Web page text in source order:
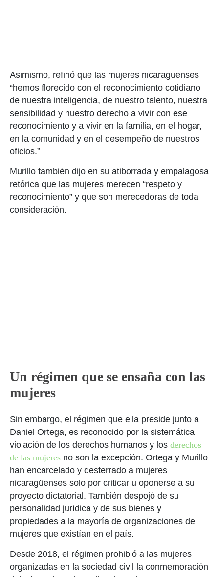
Asimismo, refirió que las mujeres nicaragüenses
“hemos florecido con el reconocimiento cotidiano
de nuestra inteligencia, de nuestro talento, nuestra
sensibilidad y nuestro derecho a vivir con ese
reconocimiento y a vivir en la familia, en el hogar,
en la comunidad y en el desempeño de nuestros
oficios.”
Murillo también dijo en su atiborrada y empalagosa
retórica que las mujeres merecen “respeto y
reconocimiento” y que son merecedoras de toda
consideración.
Un régimen que se ensaña con las
mujeres
Sin embargo, el régimen que ella preside junto a
Daniel Ortega, es reconocido por la sistemática
violación de los derechos humanos y los derechos
de las mujeres no son la excepción. Ortega y Murillo
han encarcelado y desterrado a mujeres
nicaragüenses solo por criticar u oponerse a su
proyecto dictatorial. También despojó de su
personalidad jurídica y de sus bienes y
propiedades a la mayoría de organizaciones de
mujeres que existían en el país.
Desde 2018, el régimen prohibió a las mujeres
organizadas en la sociedad civil la conmemoración